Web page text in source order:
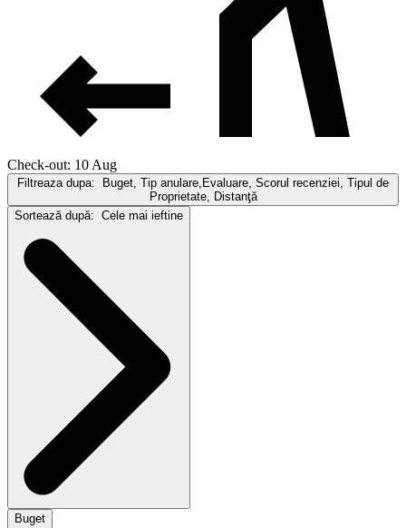
Check-out: 10 Aug
Filtreaza dupa:
Buget, Tip anulare,Evaluare, Scorul recenziei, Tipul de
Proprietate, Distanţă
Sortează după: Cele mai ieftine
Buget